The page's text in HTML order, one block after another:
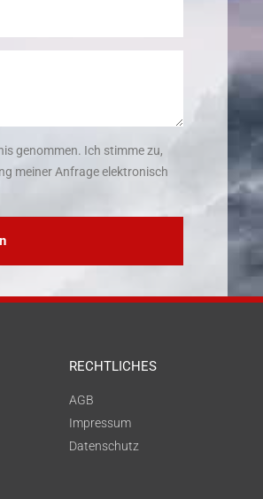
genommen. Ich stimme zu,
meiner Anfrage elektronisch
RECHTLICHES
AGB
Impressum
Datenschutz